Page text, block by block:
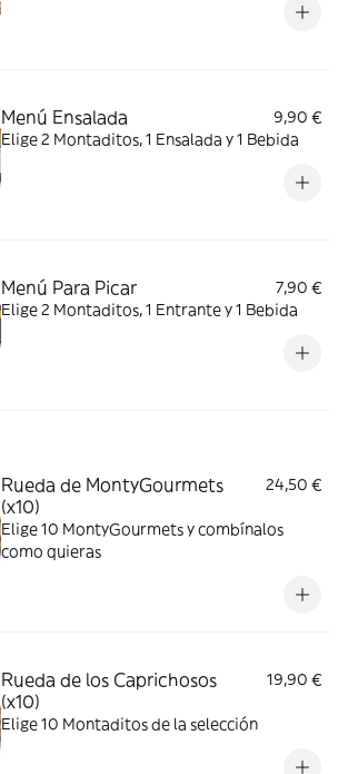
Menú Ensalada
9,90 €
Elige 2 Montaditos, 1 Ensalada y 1 Bebida
Menú Para Picar
7,90 €
Elige 2 Montaditos, 1 Entrante y 1 Bebida
Rueda de MontyGourmets
(x10)
24,50 €
Elige 10 MontyGourmets y combínalos
como quieras
Rueda de los Caprichosos
(x10)
19,90 €
Elige 10 Montaditos de la selección